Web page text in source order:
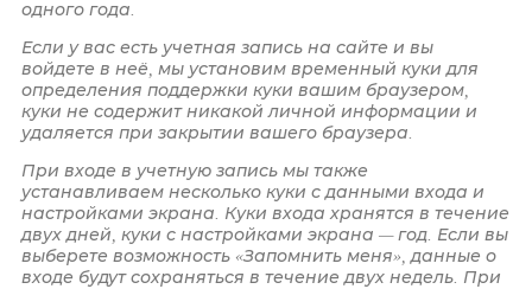
одного года.
Если у вас есть учетная запись на сайте и вы
войдете в неё, мы установим временный куки для
определения поддержки куки вашим браузером,
куки не содержит никакой личной информации и
удаляется при закрытии вашего браузера.
При входе в учетную запись мы также
устанавливаем несколько куки с данными входа и
настройками экрана. Куки входа хранятся в течение
двух дней, куки с настройками экрана — год. Если вы
выберете возможность «Запомнить меня», данные о
входе будут сохраняться в течение двух недель. При